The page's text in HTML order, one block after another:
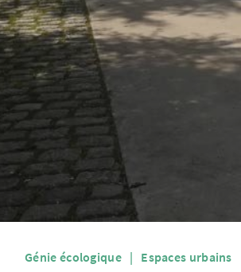
Génie écologique Espaces urbains